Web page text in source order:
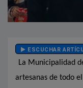
ESCUCHAR
La Municipalidad
artesanas de todo